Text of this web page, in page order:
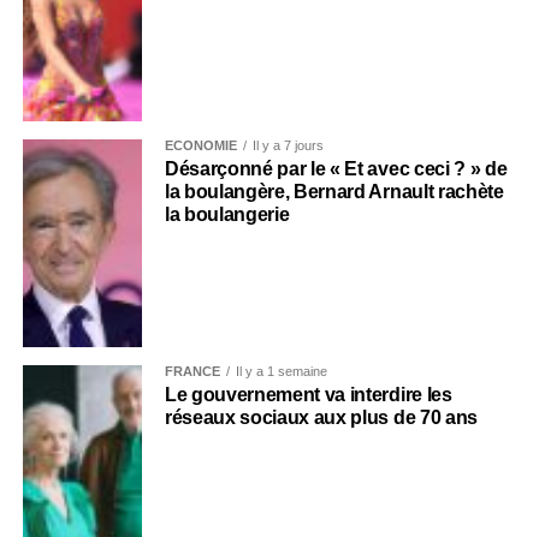
ECONOMIE Il y a 7 jours
Désarçonné par le « Et avec ceci ? » de
la boulangère, Bernard Arnault rachète
la boulangerie
FRANCE Il y a 1 semaine
Le gouvernement va interdire les
réseaux sociaux aux plus de 70 ans